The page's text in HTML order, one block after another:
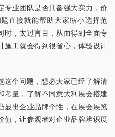
专业团队是否具备强大实力，价
直接就能帮助大家缩小选择范
时，太过盲目，从而得到全面专
施工就会得到很省心，体验设计
这个问题，想必大家已经了解清
考量，了解不同意大利展会搭建
显出企业品牌个性，在展会展览
值，让参观者对企业品牌辨识度